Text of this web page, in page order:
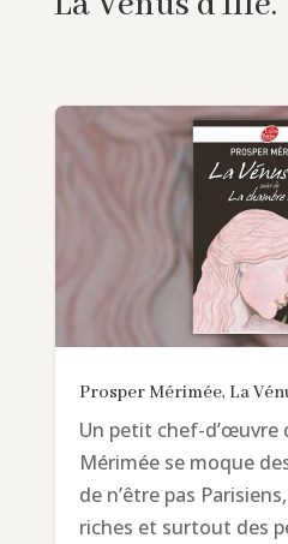
Prosper Mérimée, La
Un petit chef-d’œuvre
Mérimée se moque
de n’être pas
riches et surtout des